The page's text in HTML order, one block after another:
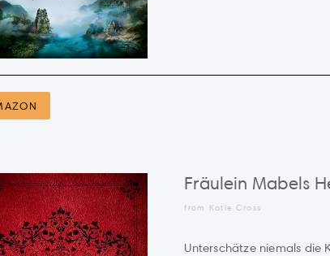
Fräulein Mabels
from Katie Cross
Unterschätze niemals die